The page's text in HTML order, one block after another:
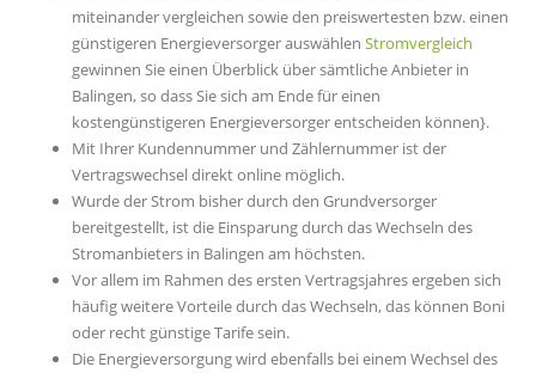
miteinander vergleichen sowie den preiswertesten bzw. einen
günstigeren Energieversorger auswählen Stromvergleich
gewinnen Sie einen Überblick über sämtliche Anbieter in
Balingen, so dass Sie sich am Ende für einen
kostengünstigeren Energieversorger entscheiden können}.
Mit Ihrer Kundennummer und Zählernummer ist der
Vertragswechsel direkt online möglich.
Wurde der Strom bisher durch den Grundversorger
bereitgestellt, ist die Einsparung durch das Wechseln des
Stromanbieters in Balingen am höchsten.
Vor allem im Rahmen des ersten Vertragsjahres ergeben sich
häufig weitere Vorteile durch das Wechseln, das können Boni
oder recht günstige Tarife sein.
Die Energieversorgung wird ebenfalls bei einem Wechsel des